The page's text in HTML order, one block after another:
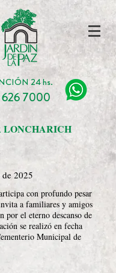
24 hs.
626 7000
LONCHARICH
2025
con profundo pesar
a familiares y amigos
por el eterno descanso de
se realizó en fecha
Municipal de